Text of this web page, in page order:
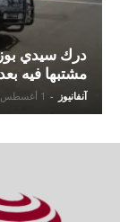
درك سيدي
مشتبها فيه
آنفانيوز - 1 أغسطس، 2026